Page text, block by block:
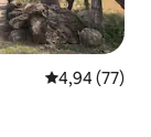
4,94 de uma
4,94 (77)